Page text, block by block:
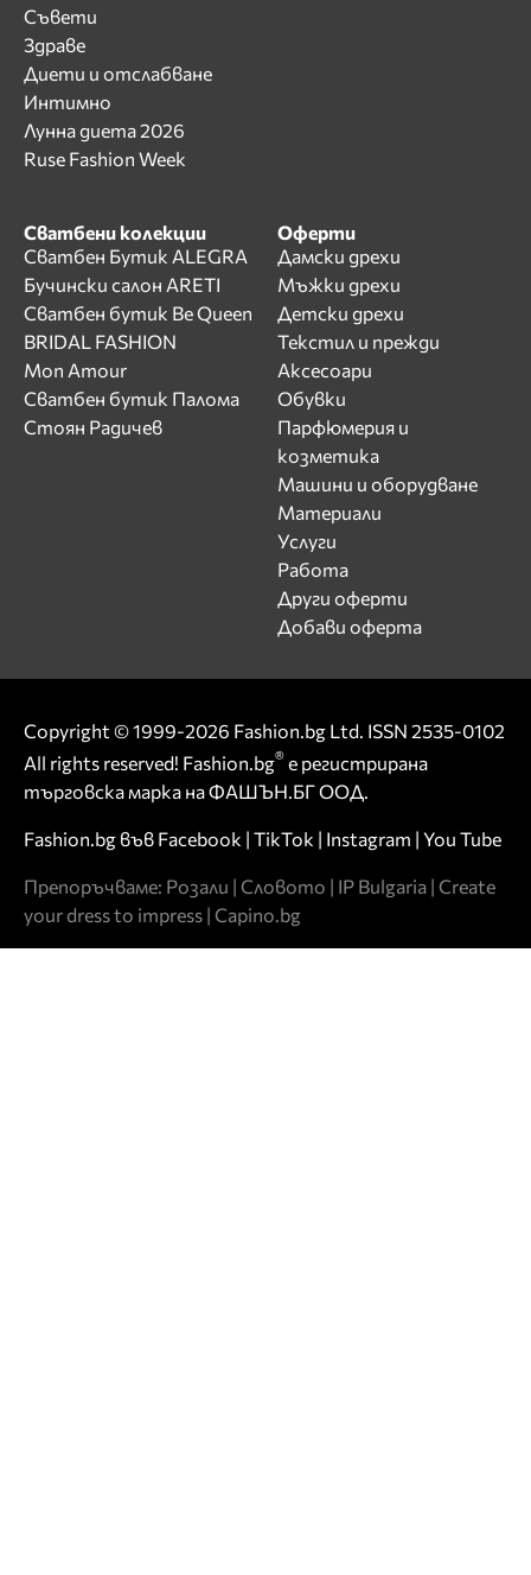
Съвети
Здраве
Диети и отслабване
Интимно
Лунна диета 2026
Ruse Fashion Week
Сватбени колекции
Сватбен Бутик ALEGRA
Бучински салон ARETI
Сватбен бутик Be Queen
BRIDAL FASHION
Mon Amour
Сватбен бутик Палома
Стоян Радичев
Оферти
Дамски дрехи
Мъжки дрехи
Детски дрехи
Текстил и прежди
Аксесоари
Обувки
Парфюмерия и
козметика
Машини и оборудване
Материали
Услуги
Работа
Други оферти
Добави оферта
Copyright © 1999-2026 Fashion.bg Ltd. ISSN 2535-0102
All rights reserved! Fashion.bg® е регистрирана
търговска марка на ФАШЪН.БГ ООД.
Fashion.bg във Facebook | TikTok | Instagram | You Tube
Препоръчваме: Розали | Словото | IP Bulgaria | Create
your dress to impress | Capino.bg